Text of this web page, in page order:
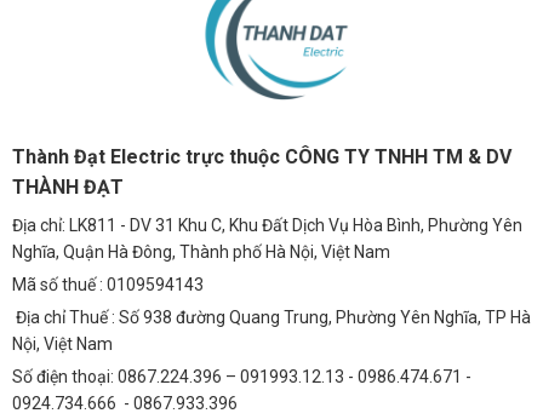
năng cung cấp ánh sáng mạnh mẽ và ổn định, nguồn Done Highbay
giúp cải thiện điều kiện làm việc, tăng năng suất lao động và đảm bảo
an toàn trong nhà xưởng, kho bãi.
Nguồn Done Highbay có thể được sử dụng để chiếu sáng đường liên
thôn, đô thị, đảm bảo an ninh và an toàn giao thông. Với chuẩn
chống nước IP67, nguồn Done Highbay có thể hoạt động ổn định
trong mọi điều kiện thời tiết.
4.3. Chiếu Sáng Bãi Xe, Khu Công Nghiệp
Nguồn Done Highbay cung cấp ánh sáng chất lượng cao, giúp người
lái xe dễ dàng quan sát và di chuyển trong bãi xe, khu công nghiệp.
Điều này góp phần giảm thiểu tai nạn và đảm bảo an toàn.
Thành Đạt Electric trực thuộc CÔNG TY TNHH TM & DV
THÀNH ĐẠT
Địa chỉ: LK811 - DV 31 Khu C, Khu Đất Dịch Vụ Hòa Bình, Phường Yên
Nghĩa, Quận Hà Đông, Thành phố Hà Nội, Việt Nam
Mã số thuế : 0109594143
Địa chỉ Thuế : Số 938 đường Quang Trung, Phường Yên Nghĩa, TP Hà
Nội, Việt Nam
Số điện thoại: 0867.224.396 – 091993.12.13 - 0986.474.671 -
0924.734.666 - 0867.933.396